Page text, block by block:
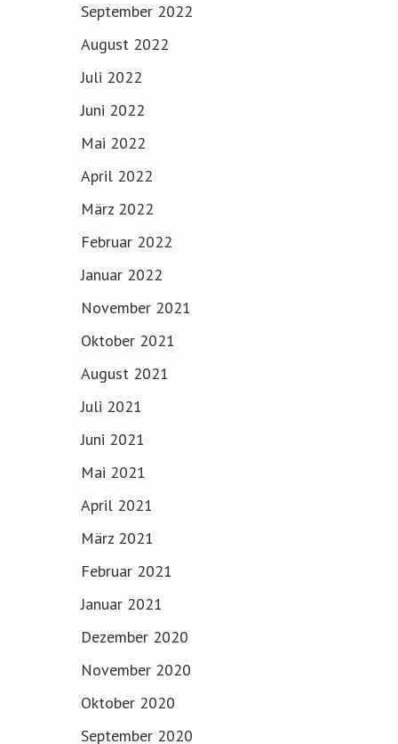
September 2022
August 2022
Juli 2022
Juni 2022
Mai 2022
April 2022
März 2022
Februar 2022
Januar 2022
November 2021
Oktober 2021
August 2021
Juli 2021
Juni 2021
Mai 2021
April 2021
März 2021
Februar 2021
Januar 2021
Dezember 2020
November 2020
Oktober 2020
September 2020